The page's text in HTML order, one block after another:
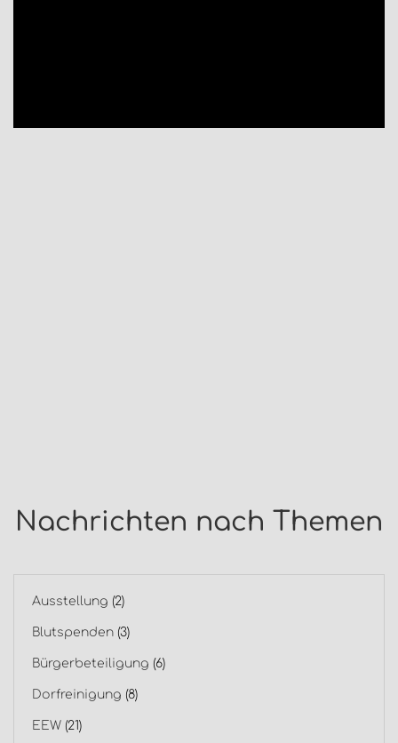
Nachrichten nach Themen
Ausstellung (2)
Blutspenden (3)
Bürgerbeteiligung (6)
Dorfreinigung (8)
EEW (21)